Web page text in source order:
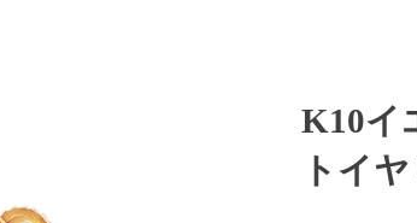
K10イ
トイ